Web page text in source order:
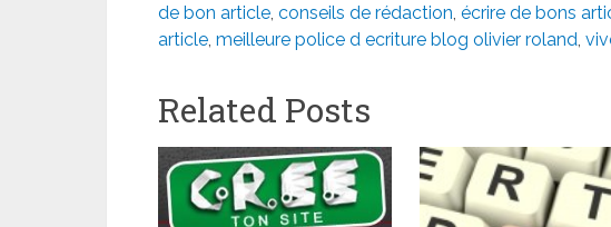
de bon article conseils de rédaction écrire de bons
article meilleure police d ecriture blog olivier roland
Related Posts